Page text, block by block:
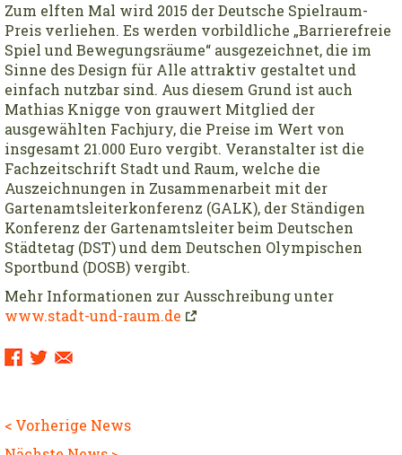
Zum elften Mal wird 2015 der Deutsche Spielraum-
Preis verliehen. Es werden vorbildliche „Barrierefreie
Spiel­ und Bewegungsräume“ ausgezeichnet, die im
Sinne des Design für Alle attraktiv gestaltet und
einfach nutzbar sind. Aus diesem Grund ist auch
Mathias Knigge von grauwert Mitglied der
ausgewählten Fachjury, die Preise im Wert von
insgesamt 21.000 Euro vergibt. Veranstalter ist die
Fachzeitschrift Stadt und Raum, welche die
Auszeichnungen in Zu­sammenarbeit mit der
Gartenamtsleiterkonferenz (GALK), der Ständigen
Konferenz der Gartenamtsleiter beim Deutschen
Städtetag (DST) und dem Deutschen Olympischen
Sportbund (DOSB) vergibt.
Mehr Informationen zur Ausschreibung unter
www.stadt-und-raum.de
Sharing
< Vorherige News